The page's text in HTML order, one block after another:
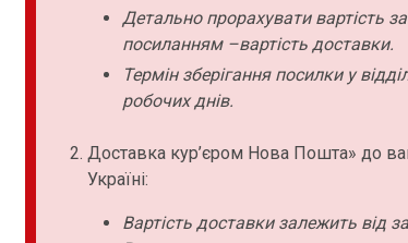
Детально прорахувати вартість
посиланням –вартість доставки.
Термін зберігання посилки у
робочих днів.
Доставка кур’єром Нова Пошта» до
Україні:
Вартість доставки залежить від